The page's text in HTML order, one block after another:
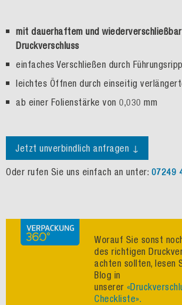
mit dauerhaftem und
Druckverschluss
einfaches Verschließen durch
leichtes Öffnen durch einseitig
ab einer Folienstärke von 0,030 mm
Jetzt unverbindlich anfragen ↓
Oder rufen Sie uns einfach an unter: 07249
Worauf Sie sonst
des richtigen
achten sollten, lesen
Blog in
unserer
Checkliste».